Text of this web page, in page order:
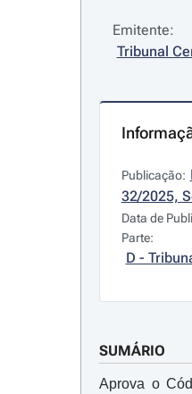
Emitente:
Tribunal
Publicação:
32/2025,
Data de
Parte:
D -
SUMÁRIO
Aprova o